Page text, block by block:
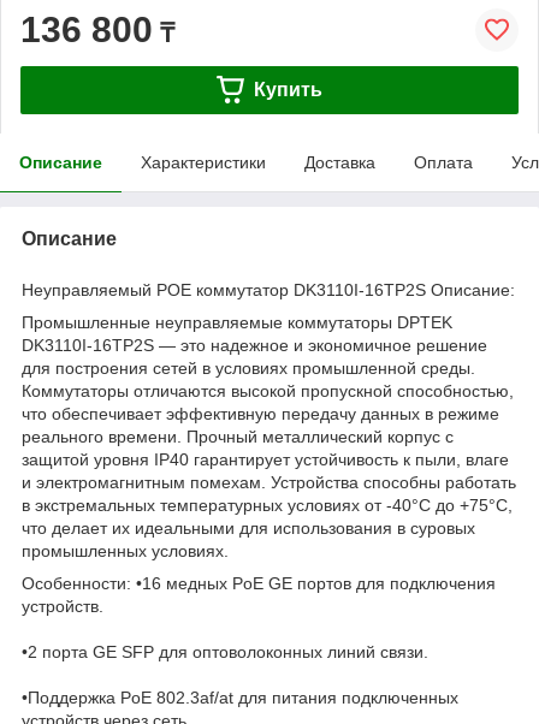
136 800 ₸
Купить
Описание Характеристики Доставка Оплата
Описание
Неуправляемый POE коммутатор DK3110I-16TP2S Описание:
Промышленные неуправляемые коммутаторы DPTEK
DK3110I-16TP2S — это надежное и экономичное решение
для построения сетей в условиях промышленной среды.
Коммутаторы отличаются высокой пропускной способностью,
что обеспечивает эффективную передачу данных в режиме
реального времени. Прочный металлический корпус с
защитой уровня IP40 гарантирует устойчивость к пыли, влаге
и электромагнитным помехам. Устройства способны работать
в экстремальных температурных условиях от -40°C до +75°C,
что делает их идеальными для использования в суровых
промышленных условиях.
Особенности: •16 медных PoE GE портов для подключения
устройств.
•2 порта GE SFP для оптоволоконных линий связи.
•Поддержка PoE 802.3af/at для питания подключенных
устройств через сеть.